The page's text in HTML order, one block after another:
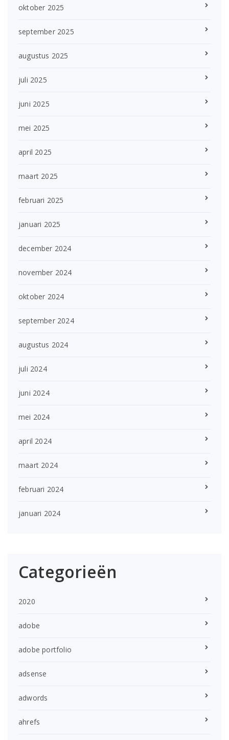
oktober 2025
september 2025
augustus 2025
juli 2025
juni 2025
mei 2025
april 2025
maart 2025
februari 2025
januari 2025
december 2024
november 2024
oktober 2024
september 2024
augustus 2024
juli 2024
juni 2024
mei 2024
april 2024
maart 2024
februari 2024
januari 2024
Categorieën
2020
adobe
adobe portfolio
adsense
adwords
ahrefs